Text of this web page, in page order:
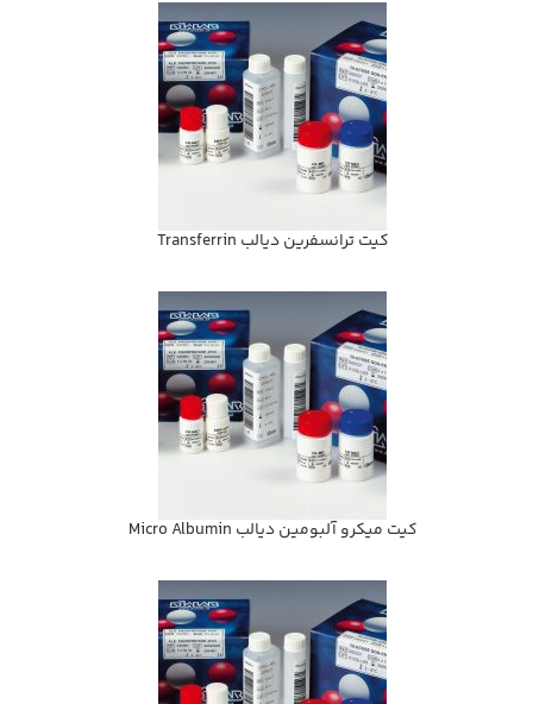
كيت ترانسفرين ديالب Transferrin
كيت ميكرو آلبومين ديالب Micro Albumin